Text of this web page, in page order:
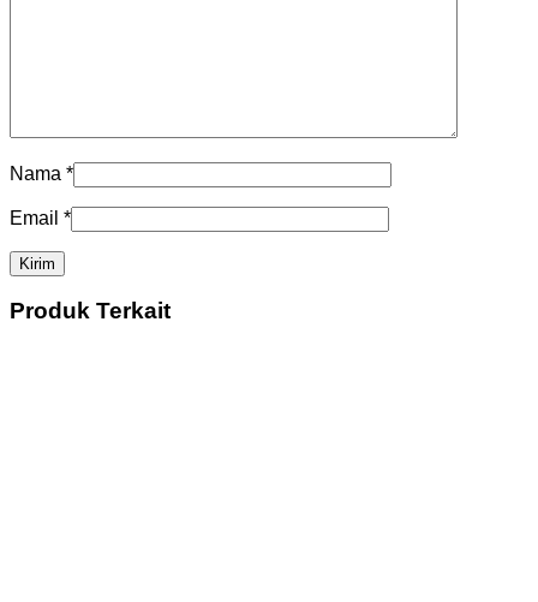
Nama *
Email *
Produk Terkait